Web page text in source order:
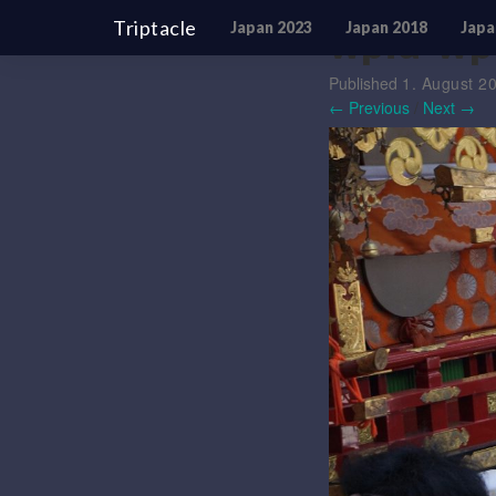
Triptacle Japan 2023 Japan 2018
wpid-
Published 1. August
← Previous
Next →